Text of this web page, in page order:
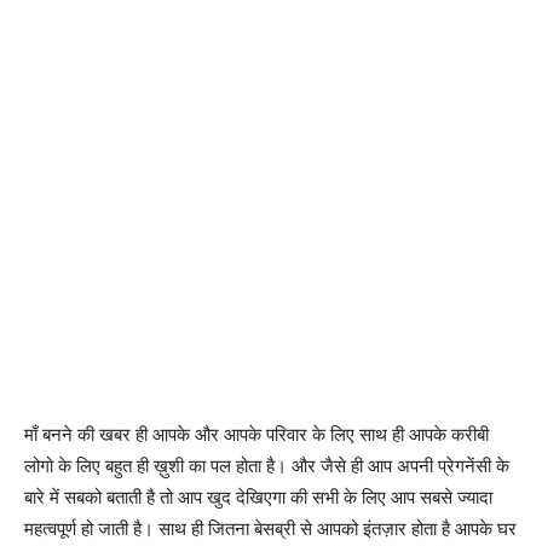
माँ बनने की खबर ही आपके और आपके परिवार के लिए साथ ही आपके करीबी
लोगो के लिए बहुत ही ख़ुशी का पल होता है। और जैसे ही आप अपनी प्रेगनेंसी के
बारे में सबको बताती है तो आप खुद देखिएगा की सभी के लिए आप सबसे ज्यादा
महत्वपूर्ण हो जाती है। साथ ही जितना बेसब्री से आपको इंतज़ार होता है आपके घर